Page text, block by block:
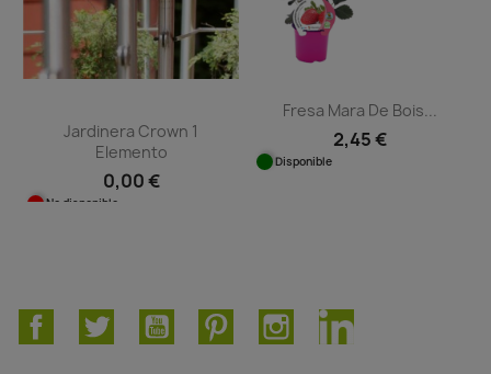
Jardinera Crown 1
Elemento
0,00 €
No disponible
Fresa Mara De Bois...
2,45 €
Disponible
FacebookTwitter YouTube PinterestInstagramLinkedIn